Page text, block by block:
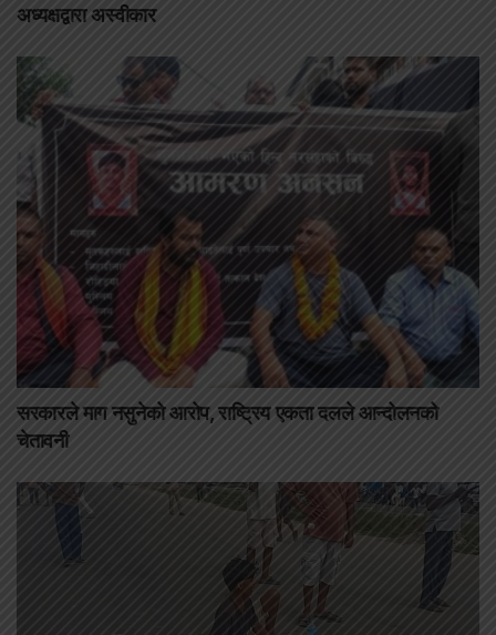
अध्यक्षद्वारा अस्वीकार
सरकारले माग नसुनेको आरोप, राष्ट्रिय एकता दलले आन्दोलनको
चेतावनी